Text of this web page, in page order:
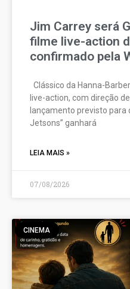
Jim Carrey será
filme live-action
confirmado pela
Clássico da Hanna-
live-action, com direção
lançamento previsto para
Jetsons” ganhará
LEIA MAIS »
07/08/2026
CINEMA